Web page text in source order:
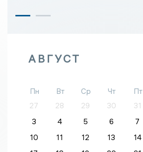
АВГУСТ
Пн Вт Ср Чт Пт
27
28 29 30 31
3
4 5 6 7
10
11 12 13 14